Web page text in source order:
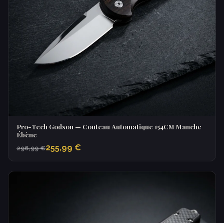
Pro-Tech Godson — Couteau Automatique 154CM Manche
Ébène
296,99 €255,99 €